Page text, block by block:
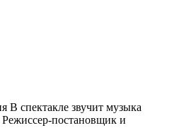
спектакле звучит музыка
постановщик и